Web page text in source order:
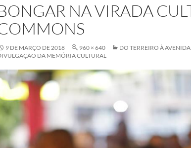
NA VIRADA
9 DE MARÇO DE 2018 960 × 640
DO TERREIRO À
DA MEMÓRIA CULTURAL